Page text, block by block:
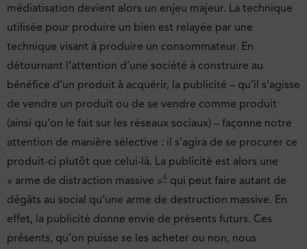
médiatisation devient alors un enjeu majeur. La technique
utilisée pour produire un bien est relayée par une
technique visant à produire un consommateur. En
détournant l’attention d’une société à construire au
bénéfice d’un produit à acquérir, la publicité – qu’il s’agisse
de vendre un produit ou de se vendre comme produit
(ainsi qu’on le fait sur les réseaux sociaux) – façonne notre
attention de manière sélective : il s’agira de se procurer ce
produit-ci plutôt que celui-là. La publicité est alors une
« arme de distraction massive »4 qui peut faire autant de
dégâts au social qu’une arme de destruction massive. En
effet, la publicité donne envie de présents futurs. Ces
présents, qu’on puisse se les acheter ou non, nous